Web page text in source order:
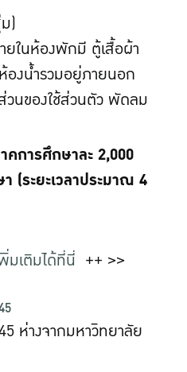
)
ยในห้องพักมี ตู้เสื้อผ้า
องน้ำรวมอยู่ภายนอก
นของใช้ส่วนตัว พัดลม
การศึกษาละ 2,000
(ระยะเวลาประมาณ 4
มเติมได้ที่นี่ ++ >>
ห่างจากมหาวิทยาลัย